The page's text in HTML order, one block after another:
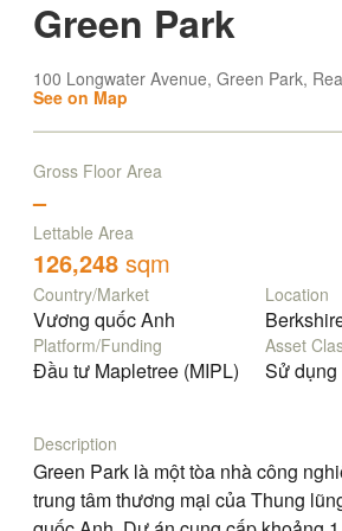
Green Park
100 Longwater Avenue, Green Park,
See on Map
Gross Floor Area
–
Lettable Area
126,248 sqm
Country/Market
Vương quốc Anh
Location
Platform/Funding
Đầu tư Mapletree (MIPL)
Asset
Sử
Description
Green Park là một tòa nhà công
trung tâm thương mại của Thung